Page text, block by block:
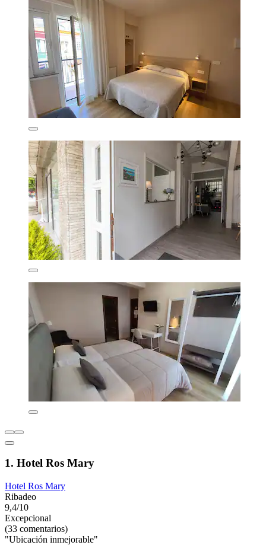
1. Hotel Ros Mary
Hotel Ros Mary
Ribadeo
9,4/10
Excepcional
(33 comentarios)
"Ubicación inmejorable"